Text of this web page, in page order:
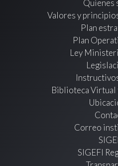
Quienes
Valores y
Plan
Plan
Ley
Biblioteca Virtual
Correo
SIGEFI